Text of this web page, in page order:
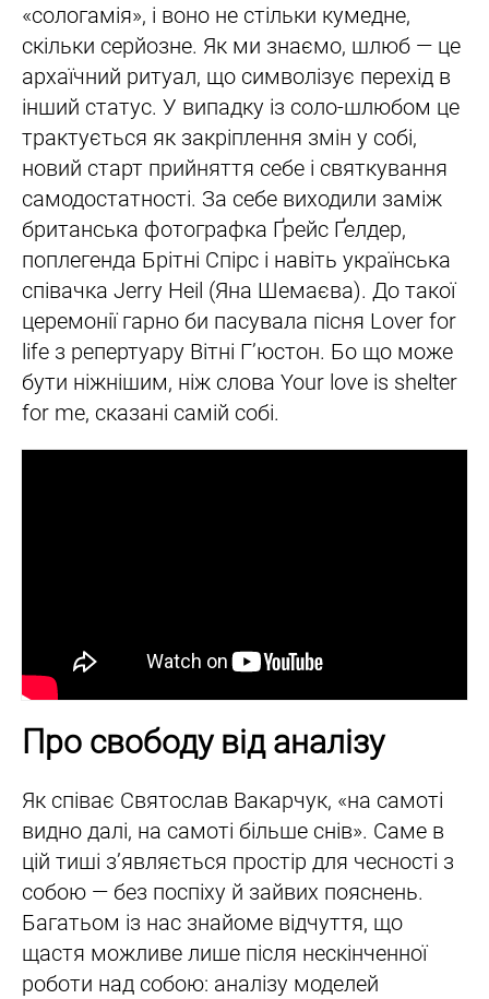
«сологамія», і воно не стільки кумедне,
скільки серйозне. Як ми знаємо, шлюб — це
архаїчний ритуал, що символізує перехід в
інший статус. У випадку із соло-шлюбом це
трактується як закріплення змін у собі,
новий старт прийняття себе і святкування
самодостатності. За себе виходили заміж
британська фотографка Ґрейс Ґелдер,
поплегенда Брітні Спірс і навіть українська
співачка Jerry Heil (Яна Шемаєва). До такої
церемонії гарно би пасувала пісня Lover for
life з репертуару Вітні Г’юстон. Бо що може
бути ніжнішим, ніж слова Your love is shelter
for me, сказані самій собі.
Про свободу від аналізу
Як співає Святослав Вакарчук, «на самоті
видно далі, на самоті більше снів». Саме в
цій тиші з’являється простір для чесності з
собою — без поспіху й зайвих пояснень.
Багатьом із нас знайоме відчуття, що
щастя можливе лише після нескінченної
роботи над собою: аналізу моделей